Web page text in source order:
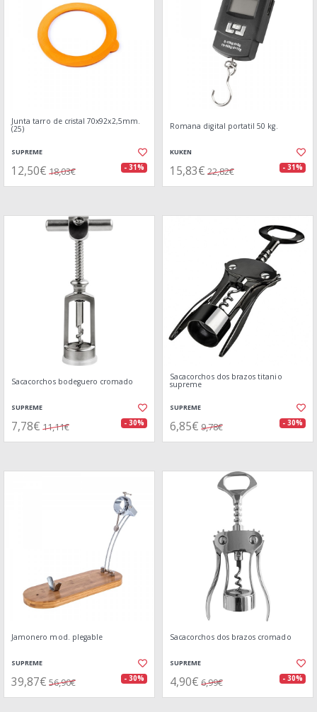
Junta tarro de cristal 70x92x2,5mm.
(25)
SUPREME
12,50€ 18,03€ - 31%
Romana digital portatil 50 kg.
KUKEN
15,83€ 22,82€ - 31%
Sacacorchos bodeguero cromado
SUPREME
7,78€ 11,11€ - 30%
Sacacorchos dos brazos titanio
supreme
SUPREME
6,85€ 9,78€ - 30%
Jamonero mod. plegable
SUPREME
39,87€ 56,90€ - 30%
Sacacorchos dos brazos cromado
SUPREME
4,90€ 6,99€ - 30%